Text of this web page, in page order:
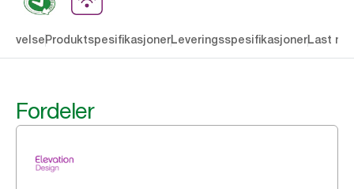
ProduktspesifikasjonerLeveringsspesifikasjonerLast
Fordeler